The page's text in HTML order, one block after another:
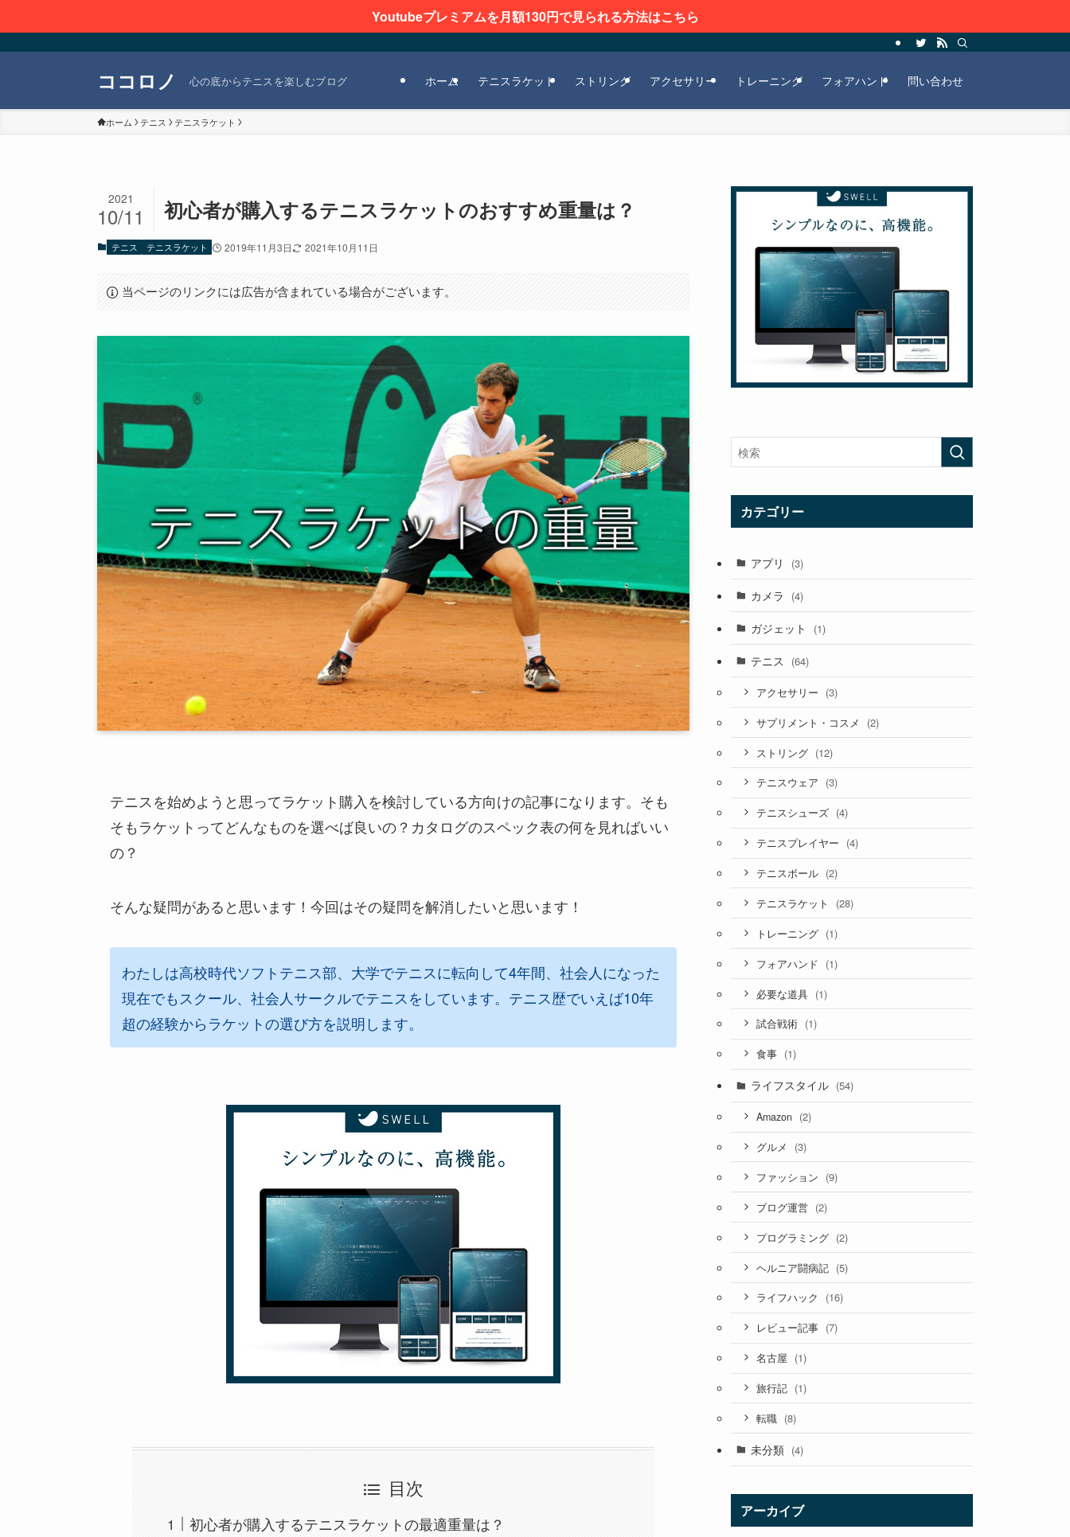
Youtubeプレミアムを月額130円で見られる方法はこちら
ココロノ 心の底からテニスを楽しむブログ ホーム テニスラケット ストリング アクセサリー トレーニング フォアハンド 問い合わせ
ホーム テニス テニスラケット
初心者が購入するテニスラケットのおすすめ重量は？
2021
10/11
テニス テニスラケット 2019年11月3日 2021年10月11日
当ページのリンクには広告が含まれている場合がございます。
テニスを始めようと思ってラケット購入を検討している方向けの記事になります。そも
そもラケットってどんなものを選べば良いの？カタログのスペック表の何を見ればいい
の？
そんな疑問があると思います！今回はその疑問を解消したいと思います！
わたしは高校時代ソフトテニス部、大学でテニスに転向して4年間、社会人になった
現在でもスクール、社会人サークルでテニスをしています。テニス歴でいえば10年
超の経験からラケットの選び方を説明します。
目次
初心者が購入するテニスラケットの最適重量は？
カテゴリー
アプリ (3)
カメラ (4)
ガジェット (1)
テニス (64)
アクセサリー (3)
サプリメント・コスメ (2)
ストリング (12)
テニスウェア (3)
テニスシューズ (4)
テニスプレイヤー (4)
テニスボール (2)
テニスラケット (28)
トレーニング (1)
フォアハンド (1)
必要な道具 (1)
試合戦術 (1)
食事 (1)
ライフスタイル (54)
Amazon (2)
グルメ (3)
ファッション (9)
ブログ運営 (2)
プログラミング (2)
ヘルニア闘病記 (5)
ライフハック (16)
レビュー記事 (7)
名古屋 (1)
旅行記 (1)
転職 (8)
未分類 (4)
アーカイブ